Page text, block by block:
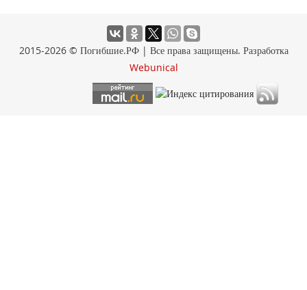
2015-2026 © Погибшие.РФ | Все права защищены. Разработка
Webunical